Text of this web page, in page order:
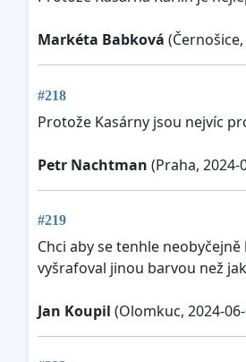
Markéta Babková
#218
Protože Kasárny jsou nejvíc
Petr Nachtman (Praha, 2024-
#219
Chci aby se tenhle
vyšrafoval jinou barvou než
Jan Koupil (Olomkuc, 2024-